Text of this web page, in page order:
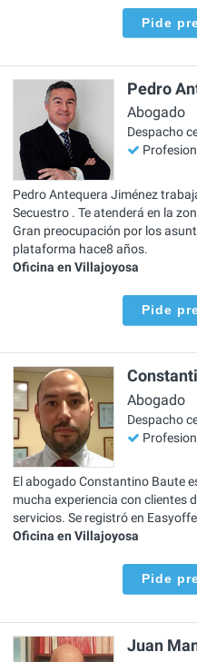
Pide
Pedro
Abogado
Despacho
Pedro Antequera Jiménez
Secuestro . Te atenderá en la
Gran preocupación por los
plataforma hace8 años.
Oficina en Villajoyosa
Pide
Abogado
Despacho
El abogado Constantino Baute
mucha experiencia con clientes
servicios. Se registró en
Oficina en Villajoyosa
Pide
Juan